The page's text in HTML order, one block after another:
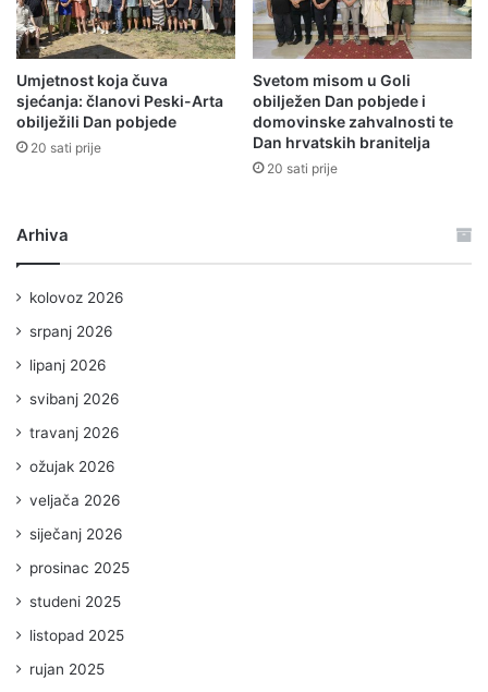
Umjetnost koja čuva
sjećanja: članovi Peski-Arta
obilježili Dan pobjede
20 sati prije
Svetom misom u Goli
obilježen Dan pobjede i
domovinske zahvalnosti te
Dan hrvatskih branitelja
20 sati prije
Arhiva
kolovoz 2026
srpanj 2026
lipanj 2026
svibanj 2026
travanj 2026
ožujak 2026
veljača 2026
siječanj 2026
prosinac 2025
studeni 2025
listopad 2025
rujan 2025